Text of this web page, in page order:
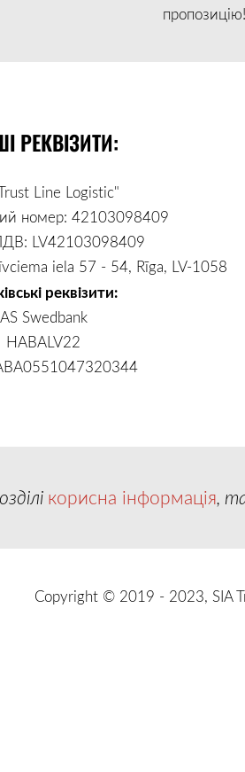
пропозицію!
РЕКВІЗИТИ:
Line Logistic"
номер: 42103098409
: LV42103098409
iela 57 - 54, Rīga, LV-1058
реквізити:
AS Swedbank
HABALV22
корисна інформація,
Copyright © 2019 - 2023, SIA